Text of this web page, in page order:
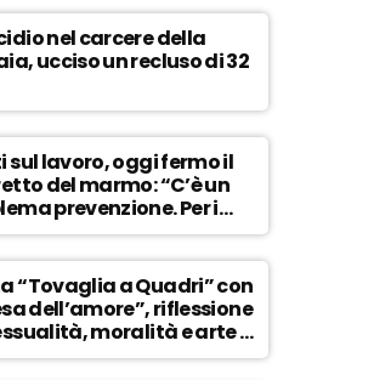
nel carcere della
ucciso un recluso di 32
sul lavoro, oggi fermo il
del marmo: “C’è un
prevenzione. Per i
un solo ispettore” –
“Tovaglia a Quadri” con
dell’amore”, riflessione
moralità e arte –